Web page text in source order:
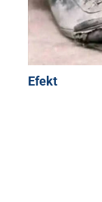
Efekt